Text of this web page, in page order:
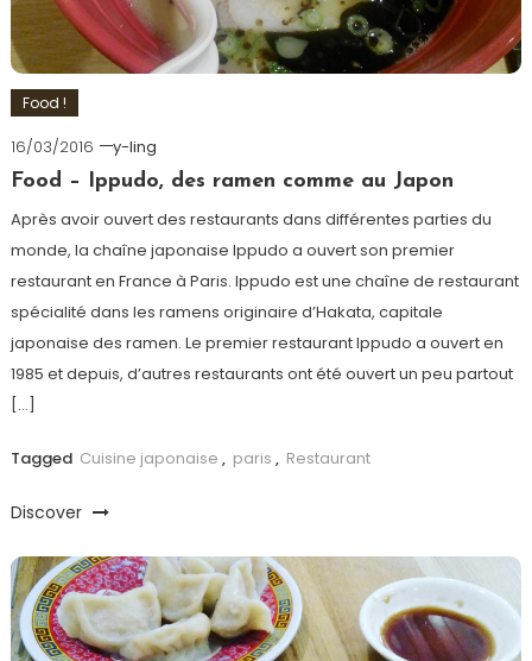
Food !
16/03/2016
y-ling
Food – Ippudo, des ramen comme au Japon
Après avoir ouvert des restaurants dans différentes parties du
monde, la chaîne japonaise Ippudo a ouvert son premier
restaurant en France à Paris. Ippudo est une chaîne de restaurant
spécialité dans les ramens originaire d’Hakata, capitale
japonaise des ramen. Le premier restaurant Ippudo a ouvert en
1985 et depuis, d’autres restaurants ont été ouvert un peu partout
[…]
Tagged Cuisine japonaise , paris , Restaurant
Discover